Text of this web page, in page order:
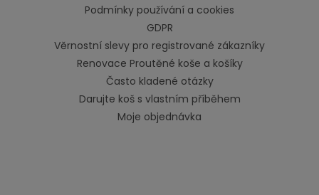
Podmínky používání a cookies
GDPR
Věrnostní slevy pro registrované zákazníky
Renovace Proutěné koše a košíky
Často kladené otázky
Darujte koš s vlastním příběhem
Moje objednávka